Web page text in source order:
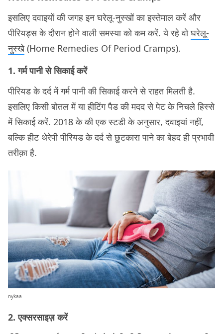
इसलिए दवाइयों की जगह इन घरेलू-नुस्खों का इस्तेमाल करें और
पीरियड्स के दौरान होने वाली समस्या को कम करें. ये रहे वोघरेलू-
नुस्खे(Home Remedies Of Period Cramps).
1. गर्म पानी से सिकाई करें
पीरियड के दर्द में गर्म पानी की सिकाई करने से राहत मिलती है.
इसलिए किसी बोतल में या हीटिंग पैड की मदद से पेट के निचले हिस्से
में सिकाई करें. 2018 के की एक स्टडी के अनुसार, दवाइयां नहीं,
बल्कि हीट थेरेपी पीरियड के दर्द से छुटकारा पाने का बेहद ही प्रभावी
तरीक़ा है.
nykaa
2. एक्सरसाइज़ करें